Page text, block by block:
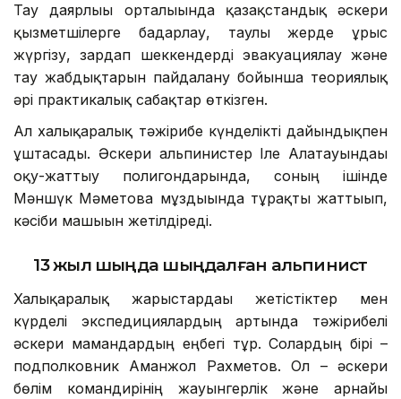
Тау даярлығы орталығында қазақстандық әскери
қызметшілерге бағдарлау, таулы жерде ұрыс
жүргізу, зардап шеккендерді эвакуациялау және
тау жабдықтарын пайдалану бойынша теориялық
әрі практикалық сабақтар өткізген.
Ал халықаралық тәжірибе күнделікті дайындықпен
ұштасады. Әскери альпинистер Іле Алатауындағы
оқу-жаттығу полигондарында, соның ішінде
Мәншүк Мәметова мұздығында тұрақты жаттығып,
кәсіби машығын жетілдіреді.
13 жыл шыңда шыңдалған альпинист
Халықаралық жарыстардағы жетістіктер мен
күрделі экспедициялардың артында тәжірибелі
әскери мамандардың еңбегі тұр. Солардың бірі –
подполковник Аманжол Рахметов. Ол – әскери
бөлім командирінің жауынгерлік және арнайы